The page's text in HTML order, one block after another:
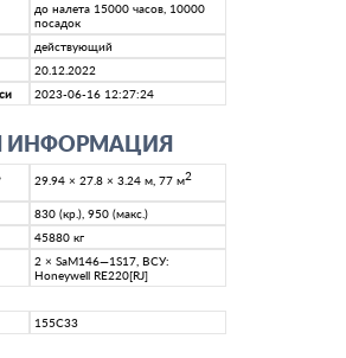
до налета 15000 часов, 10000
посадок
действующий
20.12.2022
2023-06-16 12:27:24
ИНФОРМАЦИЯ
29.94 × 27.8 × 3.24 м, 77 м2
830 (кр.), 950 (макс.)
45880 кг
2 × SaM146—1S17, ВСУ:
Honeywell RE220[RJ]
155C33